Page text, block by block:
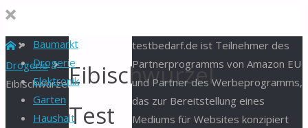
Baumarkt
Drogerie
Elektronik
Garten
Haushalt
Start
Drogerie
EibischwurzelEibischwurzel
Test
testbedarf.de ist Teilnehmer des
Partnerprogramms von Amazon EU
und Partner des Werbeprogramms,
das zur Bereitstellung eines
Mediums für Websites konzipiert